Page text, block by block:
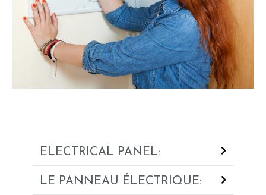
ELECTRICAL PANEL:
LE PANNEAU ÉLECTRIQUE: